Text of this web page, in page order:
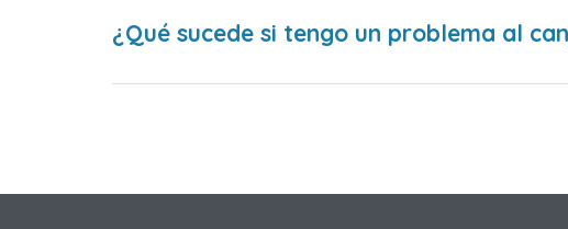
¿Qué sucede si tengo un problema al